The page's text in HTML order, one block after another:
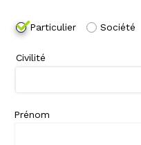
Particulier Société
Civilité
Prénom